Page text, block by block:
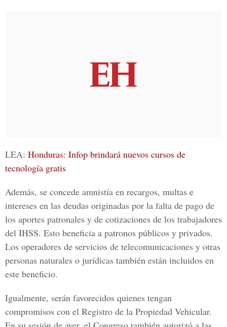
LEA: Honduras: Infop brindará nuevos cursos de
tecnología gratis
Además, se concede amnistía en recargos, multas e
intereses en las deudas originadas por la falta de pago de
los aportes patronales y de cotizaciones de los trabajadores
del IHSS. Esto beneficia a patronos públicos y privados.
Los operadores de servicios de telecomunicaciones y otras
personas naturales o jurídicas también están incluidos en
este beneficio.
Igualmente, serán favorecidos quienes tengan
compromisos con el Registro de la Propiedad Vehicular.